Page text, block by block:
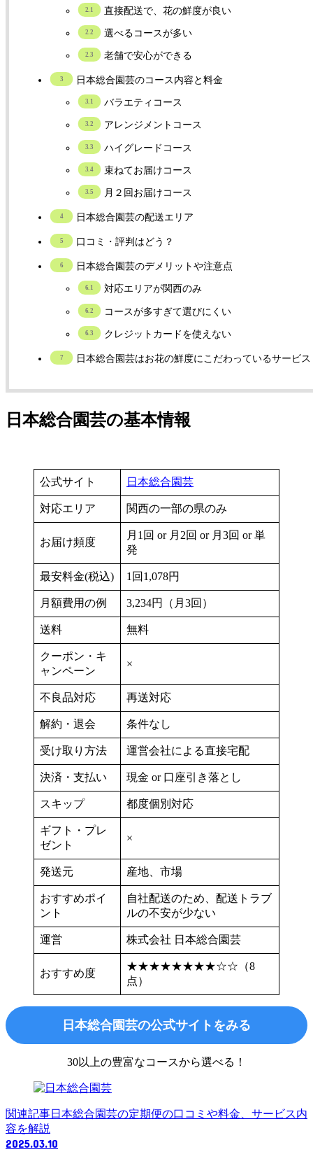
直接配送で、花の鮮度が良い
選べるコースが多い
老舗で安心ができる
日本総合園芸のコース内容と料金
バラエティコース
アレンジメントコース
ハイグレードコース
束ねてお届けコース
月２回お届けコース
日本総合園芸の配送エリア
口コミ・評判はどう？
日本総合園芸のデメリットや注意点
対応エリアが関西のみ
コースが多すぎて選びにくい
クレジットカードを使えない
日本総合園芸はお花の鮮度にこだわっているサービス
日本総合園芸の基本情報
公式サイト 日本総合園芸
対応エリア 関西の一部の県のみ
お届け頻度
月1回 or 月2回 or 月3回 or 単
発
最安料金(税込) 1回1,078円
月額費用の例 3,234円（月3回）
送料 無料
クーポン・キ
ャンペーン
×
不良品対応 再送対応
解約・退会 条件なし
受け取り方法 運営会社による直接宅配
決済・支払い 現金 or 口座引き落とし
スキップ 都度個別対応
ギフト・プレ
ゼント
×
発送元 産地、市場
おすすめポイ
ント
自社配送のため、配送トラブ
ルの不安が少ない
運営 株式会社 日本総合園芸
おすすめ度
★★★★★★★★☆☆（8
点）
日本総合園芸の公式サイトをみる
30以上の豊富なコースから選べる！
関連記事日本総合園芸の定期便の口コミや料金、サービス内
容を解説
2025.03.10